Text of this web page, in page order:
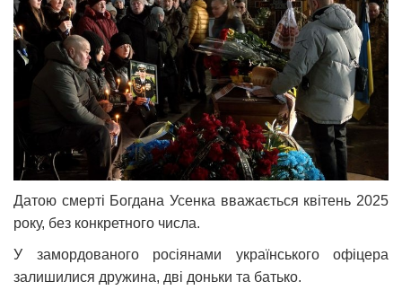
Датою смерті Богдана Усенка вважається квітень 2025
року, без конкретного числа.
У замордованого росіянами українського офіцера
залишилися дружина, дві доньки та батько.